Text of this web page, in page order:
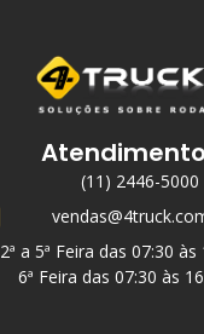
(11) 2446-5000
2ª a 5ª Feira das 07:30 às
6ª Feira das 07:30 às